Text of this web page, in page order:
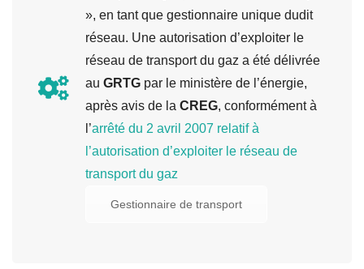
», en tant que gestionnaire unique dudit
réseau. Une autorisation d’exploiter le
réseau de transport du gaz a été délivrée
au GRTG par le ministère de l’énergie,
après avis de la CREG, conformément à
l’arrêté du 2 avril 2007 relatif à
l’autorisation d’exploiter le réseau de
transport du gaz
Gestionnaire de transport